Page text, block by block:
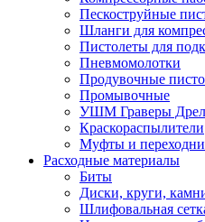
Пескоструйные
Шланги для
Пистолеты для
Пневмомолотки
Продувочные
Промывочные
УШМ Граверы
Краскораспылители
Муфты и
Расходные материалы
Биты
Диски, круги,
Шлифовальная